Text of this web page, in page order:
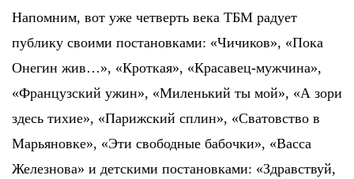
Напомним, вот уже четверть века ТБМ радует
публику своими постановками: «Чичиков», «Пока
Онегин жив…», «Кроткая», «Красавец-мужчина»,
«Французский ужин», «Миленький ты мой», «А зори
здесь тихие», «Парижский сплин», «Сватовство в
Марьяновке», «Эти свободные бабочки», «Васса
Железнова» и детскими постановками: «Здравствуй,